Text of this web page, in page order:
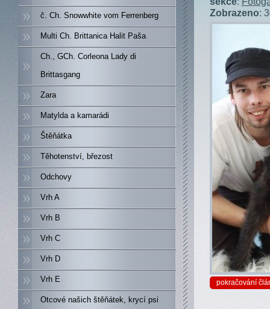
č. Ch. Snowwhite vom Ferrenberg
Multi Ch. Brittanica Halit Paša
Ch., GCh. Corleona Lady di
Brittasgang
Zara
Matylda a kamarádi
Štěňátka
Těhotenství, březost
Odchovy
Vrh A
Vrh B
Vrh C
Vrh D
Vrh E
Otcové našich štěňátek, krycí psi
Zobrazeno:
pokračování